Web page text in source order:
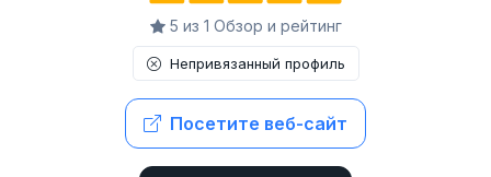
5 из 1 Обзор и рейтинг
Непривязанный профиль
Посетите веб-сайт